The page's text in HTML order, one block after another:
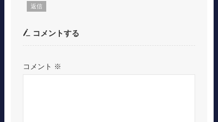
返信
コメントする
コメント ※